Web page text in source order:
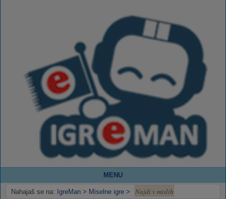
MENU
Nahajaš se na: IgreMan > Miselne igre > Najdi v mislih